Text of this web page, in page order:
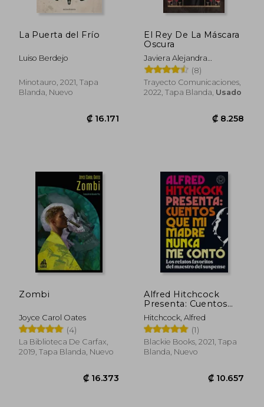
La Puerta del Frío
Luiso Berdejo
Minotauro, 2021, Tapa
Blanda, Nuevo
El Rey De La Máscara
Oscura
Javiera Alejandra
Valenzuela Flores
(8)
Trayecto Comunicaciones,
2022, Tapa Blanda, Usado
Zombi
Joyce Carol Oates
(4)
La Biblioteca De Carfax,
2019, Tapa Blanda, Nuevo
Alfred Hitchcock
Presenta: Cuentos
Que Mi Madre Nunca
Me Contó / Alfred
Hitchcoc K Presents:
Stories My Mother
Never Told Me
Hitchcock, Alfred
(1)
Blackie Books, 2021, Tapa
Blanda, Nuevo